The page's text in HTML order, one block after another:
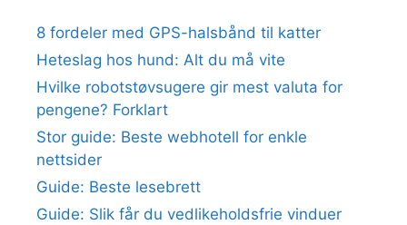
8 fordeler med GPS-halsbånd til katter
Heteslag hos hund: Alt du må vite
Hvilke robotstøvsugere gir mest valuta for
pengene? Forklart
Stor guide: Beste webhotell for enkle
nettsider
Guide: Beste lesebrett
Guide: Slik får du vedlikeholdsfrie vinduer